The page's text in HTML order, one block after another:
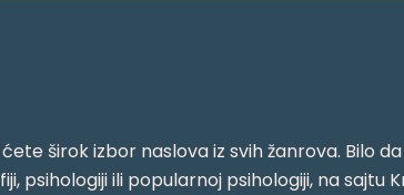
širok izbor naslova iz svih žanrova. Bilo
psihologiji ili popularnoj psihologiji, na sajtu